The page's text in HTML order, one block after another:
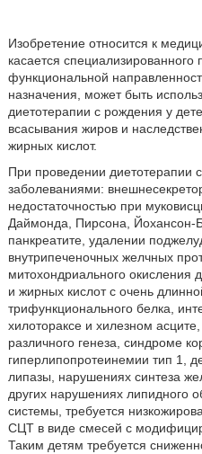
Изобретение относится к
касается специализированного
функциональной
назначения, может быть
диетотерапии с рождения у
всасывания жиров и
жирных кислот.
При проведении диетотерапии
заболеваниями:
недостаточностью при
Даймонда, Пирсона, Йохансон-
панкреатите, удалении
внутрипеченочных желчных
митохондриального окисления
и жирных кислот с очень
трифункционального белка,
хилотораксе и хилезном
различного генеза, синдроме
гиперлипопротеинемии тип 1,
липазы, нарушениях синтеза
других нарушениях липидного
системы, требуется
СЦТ в виде смесей с
Таким детям требуется